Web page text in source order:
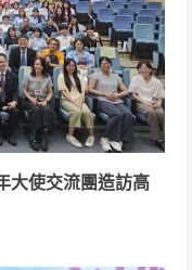
大使交流團造訪高